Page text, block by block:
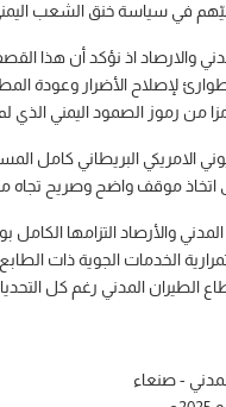
في سياسة خنق الشعب
والارصاد اذ نؤكد أن هذا
لإصلاح الأضرار وعودة
رموز الصمود اليمني الذي
الامريكي البريطاني كامل
إلى اتخاذ موقف واضح وصريح
المدني والأرصاد التزامها
الخدمات الجوية ذات الطابع
المدني رغم كل
- صنعاء